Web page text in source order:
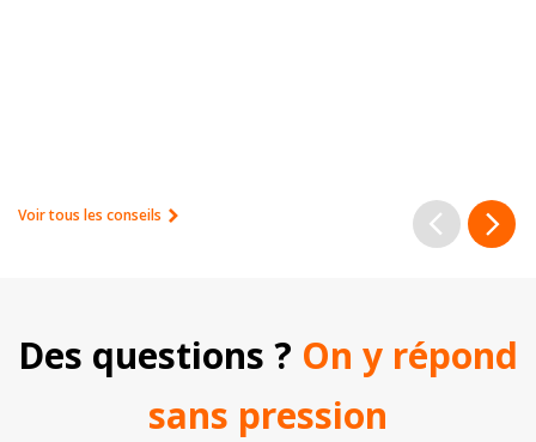
Voir tous les conseils
Des questions ? On y répond
sans pression